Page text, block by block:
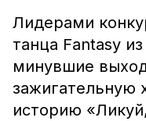
Лидерами
танца Fantasy
минувшие
зажигательную
историю